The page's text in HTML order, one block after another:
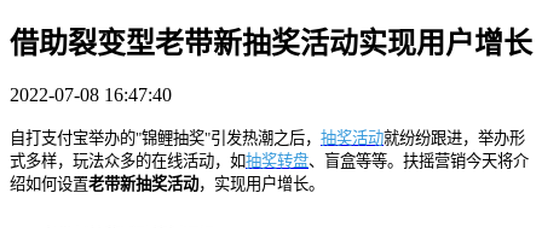
借助裂变型老带新抽奖活动实现用户增长
2022-07-08 16:47:40
自打支付宝举办的"锦鲤抽奖"引发热潮之后， 抽奖活动就纷纷跟进，举办形
式多样，玩法众多的在线活动，如抽奖转盘、盲盒等等。扶摇营销今天将介
绍如何设置老带新抽奖活动，实现用户增长。